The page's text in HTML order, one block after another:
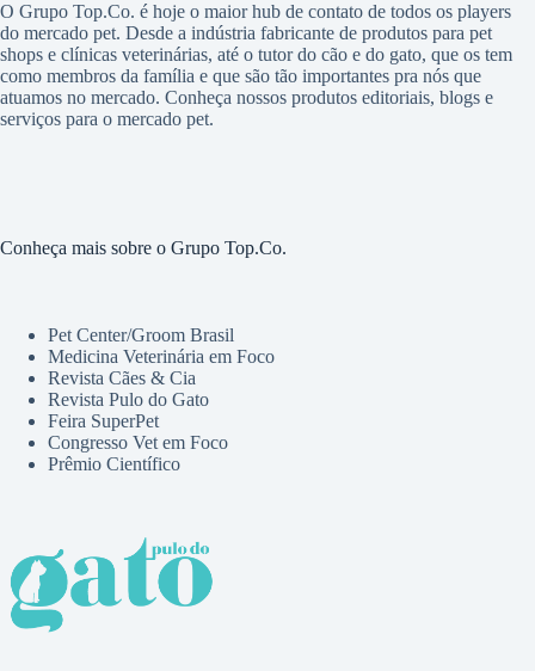
O Grupo Top.Co. é hoje o maior hub de contato de todos os players
do mercado pet. Desde a indústria fabricante de produtos para pet
shops e clínicas veterinárias, até o tutor do cão e do gato, que os tem
como membros da família e que são tão importantes pra nós que
atuamos no mercado. Conheça nossos produtos editoriais, blogs e
serviços para o mercado pet.
Conheça mais sobre o Grupo Top.Co.
Pet Center/Groom Brasil
Medicina Veterinária em Foco
Revista Cães & Cia
Revista Pulo do Gato
Feira SuperPet
Congresso Vet em Foco
Prêmio Científico